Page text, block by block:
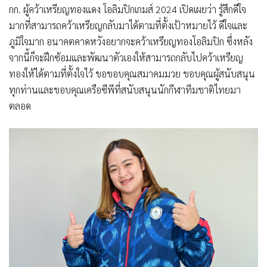
กก. ผู้คว้าเหรียญทองแดง โอลิมปิกเกมส์ 2024 เปิดเผยว่า รู้สึกดีใจ
มากที่สามารถคว้าเหรียญกลับมาได้ตามที่ตั้งเป้าหมายไว้ ดีใจและ
ภูมิใจมาก อนาคตคาดหวังอยากจะคว้าเหรียญทองโอลิมปิก ซึ่งหลัง
จากนี้ก็จะฝึกซ้อมและพัฒนาตัวเองให้สามารถกลับไปคว้าเหรียญ
ทองให้ได้ตามที่ตั้งใจไว้ ขอขอบคุณสมาคมมวย ขอบคุณผู้สนับสนุน
ทุกท่านและขอบคุณเครือซีพีที่สนับสนุนนักกีฬาทีมชาติไทยมา
ตลอด